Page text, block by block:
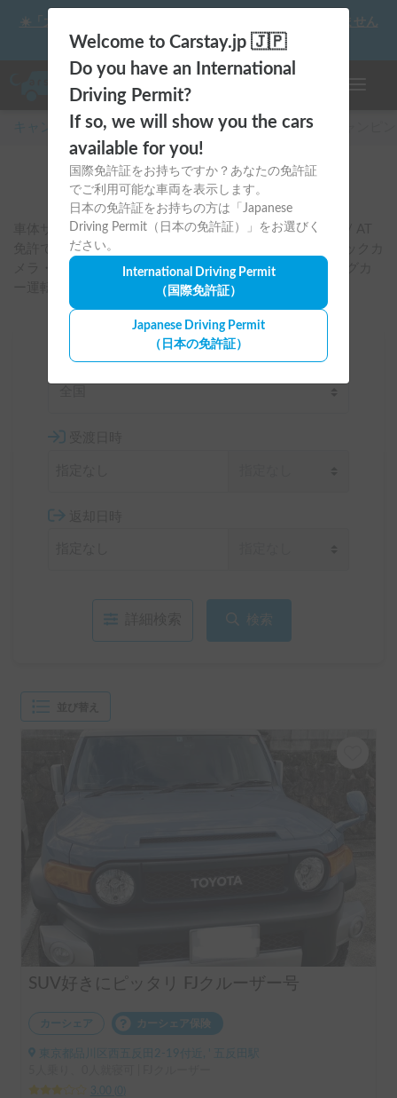
Welcome to Carstay.jp 🇯🇵
Do you have an International
Driving Permit?
If so, we will show you the cars
available for you!
国際免許証をお持ちですか？あなたの免許証
でご利用可能な車両を表示します。
日本の免許証をお持ちの方は「Japanese
Driving Permit（日本の免許証）」をお選びく
ださい。
International Driving Permit
（国際免許証）
Japanese Driving Permit
（日本の免許証）
☀️「大曲の花火」をキャンピングカーで最高の思い出にしません
か？
キャンピングカー・車中泊スポット予約はCarstay
#初心者向け
車体サイズが全長5000・全幅2200・全高2850mm以下 / AT
免許で運転可 / ガソリンタイプがレギュラー / ETC・バックカ
メラ・カーナビがついている　など初めてのキャンピングカ
ー運転におすすめの車です。
場所
検索
SUV好きにピッタリ FJクルーザー号
カーシェア カーシェア保険
東京都品川区西五反田2-19付近, ' 五反田駅
3.00